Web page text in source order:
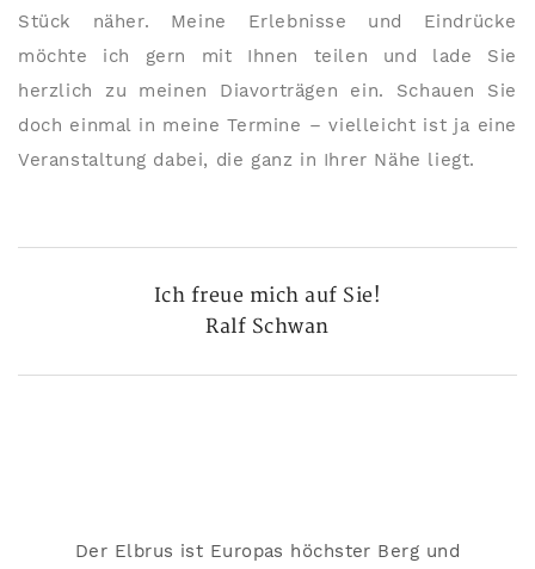
Stück näher. Meine Erlebnisse und Eindrücke
möchte ich gern mit Ihnen teilen und lade Sie
herzlich zu meinen Diavorträgen ein. Schauen Sie
doch einmal in meine Termine – vielleicht ist ja eine
Veranstaltung dabei, die ganz in Ihrer Nähe liegt.
Ich freue mich auf Sie!
Ralf Schwan
Der Elbrus ist Europas höchster Berg und